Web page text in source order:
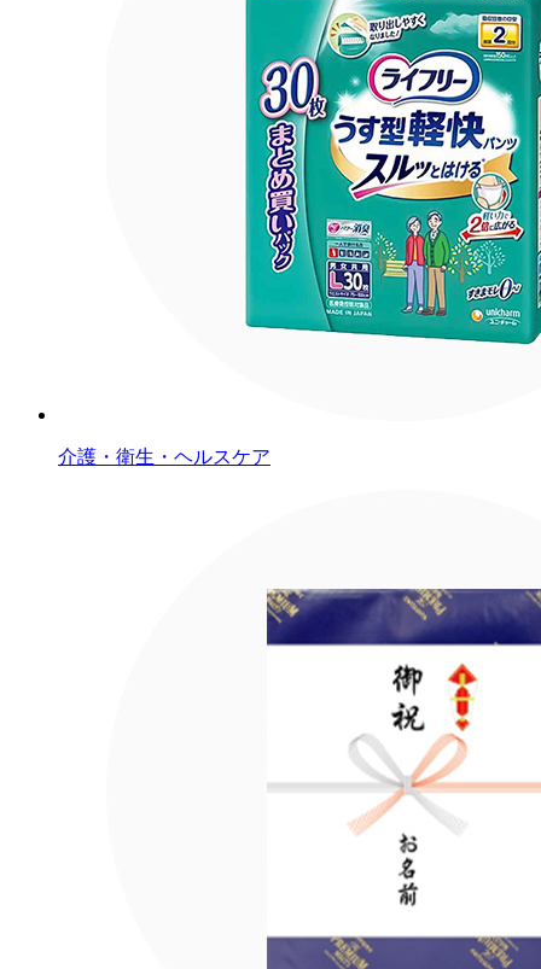
介護・衛生・ヘルスケア